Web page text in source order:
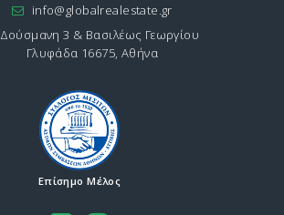
info@globalrealestate.gr
Δούσμανη 3 & Βασιλέως Γεωργίου
Γλυφάδα 16675, Αθήνα
Επίσημο Μέλος